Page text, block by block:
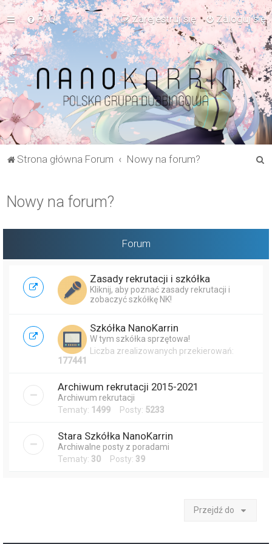
FAQ Zaloguj się
Zarejestruj się
Strona główna Forum Nowy na forum?
a
Nowy na forum?
Forum
Zasady rekrutacji i szkółka
Kliknij, aby poznać zasady rekrutacji i
zobaczyć szkółkę NK!
Szkółka NanoKarrin
W tym szkółka sprzętowa!
Liczba zrealizowanych przekierowań:
177441
Archiwum rekrutacji 2015-2021
Archiwum rekrutacji
Tematy: 1499 Posty: 5233
Stara Szkółka NanoKarrin
Archiwalne posty z poradami
Tematy: 30 Posty: 39
Przejdź do